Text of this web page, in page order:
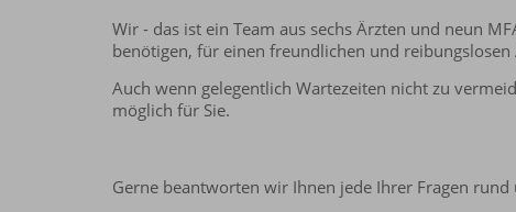
Wir - das ist ein Team aus sechs Ärzten und neun
benötigen, für einen freundlichen und reibungslosen
Auch wenn gelegentlich Wartezeiten nicht zu
möglich für Sie.
Gerne beantworten wir Ihnen jede Ihrer Fragen